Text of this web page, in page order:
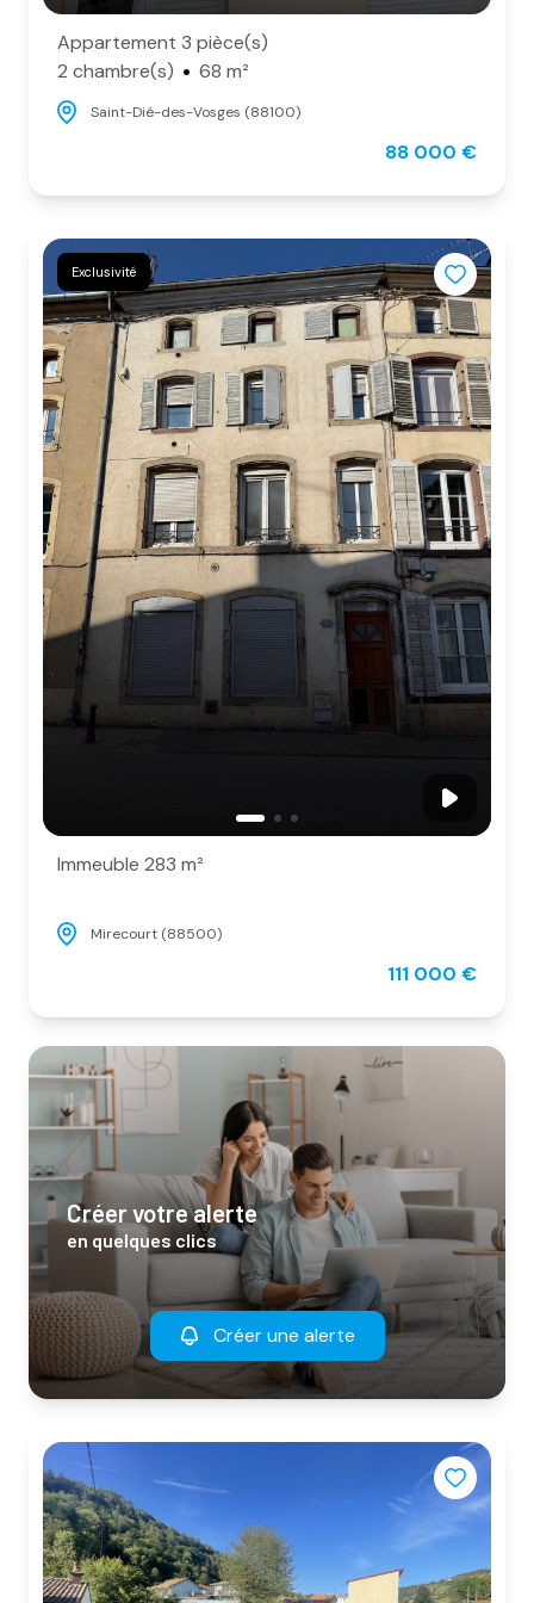
Appartement 3 pièce(s)
2 chambre(s)
68 m²
Saint-Dié-des-Vosges (88100)
88 000 €
Exclusivité
Immeuble 283 m²
Mirecourt (88500)
111 000 €
créer votre alerte
en quelques clics
Créer une alerte